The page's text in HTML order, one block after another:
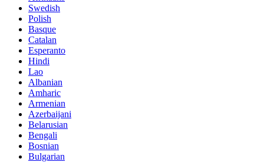
Swedish
Polish
Basque
Catalan
Esperanto
Hindi
Lao
Albanian
Amharic
Armenian
Azerbaijani
Belarusian
Bengali
Bosnian
Bulgarian